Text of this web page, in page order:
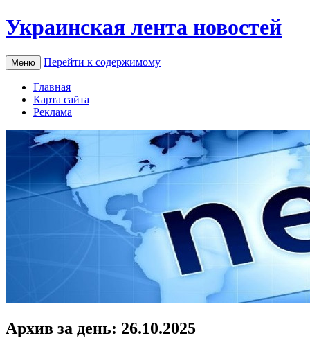
Украинская лента новостей
Меню Перейти к содержимому
Главная
Карта сайта
Реклама
Архив за день: 26.10.2025